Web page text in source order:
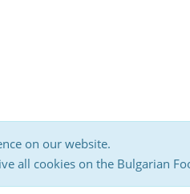
on our website.
all cookies on the Bulgarian